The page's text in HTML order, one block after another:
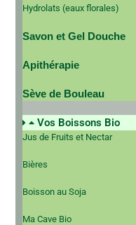
Hydrolats (eaux florales)
Savon et Gel Douche
Apithérapie
Sève de Bouleau
Vos Boissons Bio
Jus de Fruits et Nectar
Bières
Boisson au Soja
Ma Cave Bio